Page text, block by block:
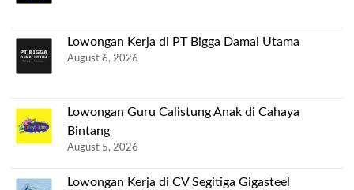
Lowongan Kerja di PT Bigga Damai Utama
August 6, 2026
Lowongan Guru Calistung Anak di Cahaya
Bintang
August 5, 2026
Lowongan Kerja di CV Segitiga Gigasteel